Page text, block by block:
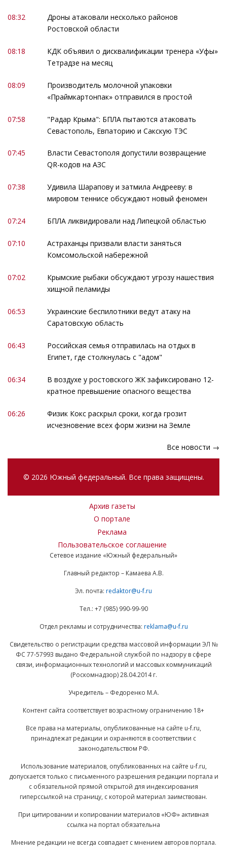
08:32
Дроны атаковали несколько районов
Ростовской области
08:18
КДК объявил о дисквалификации тренера «Уфы»
Тетрадзе на месяц
08:09
Производитель молочной упаковки
«Праймкартонпак» отправился в простой
07:58
"Радар Крыма": БПЛА пытаются атаковать
Севастополь, Евпаторию и Сакскую ТЭС
07:45
Власти Севастополя допустили возвращение
QR-кодов на АЗС
07:38
Удивила Шарапову и затмила Андрееву: в
мировом теннисе обсуждают новый феномен
07:24 БПЛА ликвидировали над Липецкой областью
07:10
Астраханцы призвали власти заняться
Комсомольской набережной
07:02
Крымские рыбаки обсуждают угрозу нашествия
хищной пеламиды
06:53
Украинские беспилотники ведут атаку на
Саратовскую область
06:43
Российская семья отправилась на отдых в
Египет, где столкнулась с "адом"
06:34
В воздухе у ростовского ЖК зафиксировано 12-
кратное превышение опасного вещества
06:26
Физик Кокс раскрыл сроки, когда грозит
исчезновение всех форм жизни на Земле
Все новости →
© 2026 Южный федеральный. Все права защищены.
Архив газеты
О портале
Реклама
Пользовательское соглашение
Сетевое издание «Южный федеральный»
Главный редактор – Камаева А.В.
Эл. почта: redaktor@u-f.ru
Тел.: +7 (985) 990-99-90
Отдел рекламы и сотрудничества: reklama@u-f.ru
Свидетельство о регистрации средства массовой информации ЭЛ №
ФС 77-57993 выдано Федеральной службой по надзору в сфере
связи, информационных технологий и массовых коммуникаций
(Роскомнадзор) 28.04.2014 г.
Учредитель – Федоренко М.А.
Контент сайта соответствует возрастному ограничению 18+
Все права на материалы, опубликованные на сайте u-f.ru,
принадлежат редакции и охраняются в соответствии с
законодательством РФ.
Использование материалов, опубликованных на сайте u-f.ru,
допускается только с письменного разрешения редакции портала и
с обязательной прямой открытой для индексирования
гиперссылкой на страницу, с которой материал заимствован.
При цитировании и копировании материалов «ЮФ» активная
ссылка на портал обязательна
Мнение редакции не всегда совпадает с мнением авторов портала.